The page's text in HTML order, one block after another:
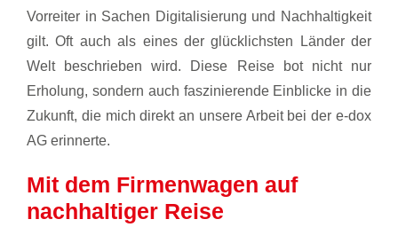
Vorreiter in Sachen Digitalisierung und Nachhaltigkeit
gilt. Oft auch als eines der glücklichsten Länder der
Welt beschrieben wird. Diese Reise bot nicht nur
Erholung, sondern auch faszinierende Einblicke in die
Zukunft, die mich direkt an unsere Arbeit bei der e-dox
AG erinnerte.
Mit dem Firmenwagen auf
nachhaltiger Reise